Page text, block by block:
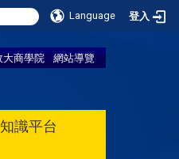
Language 登入
大商學院
網站導覽
知識平台